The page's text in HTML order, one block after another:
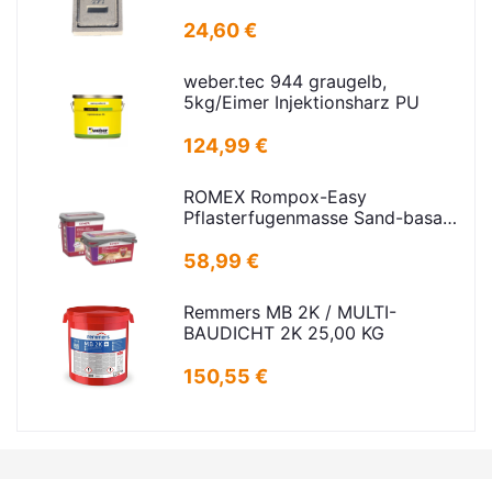
16,5x24,5cm
24,60 €
weber.tec 944 graugelb,
5kg/Eimer Injektionsharz PU
124,99 €
ROMEX Rompox-Easy
Pflasterfugenmasse Sand-basalt
58,99 €
Remmers MB 2K / MULTI-
BAUDICHT 2K 25,00 KG
150,55 €